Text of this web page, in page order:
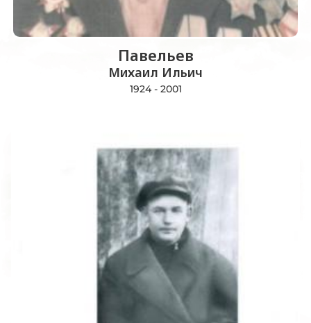
Павельев
Михаил Ильич
1924 - 2001